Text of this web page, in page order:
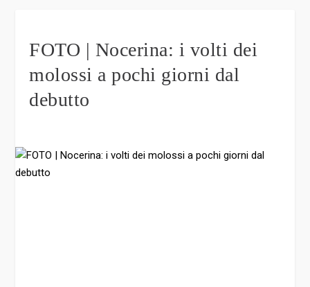
FOTO | Nocerina: i volti dei
molossi a pochi giorni dal
debutto